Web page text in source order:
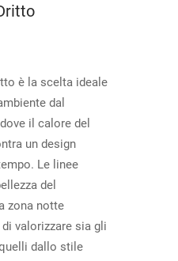
è la scelta ideale
dal
il calore del
un design
Le linee
del
zona notte
valorizzare sia gli
dallo stile